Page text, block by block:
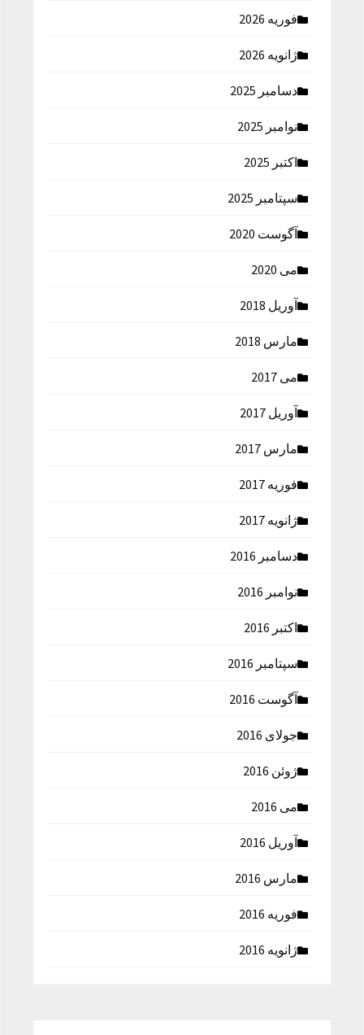
فوریه 2026
ژانویه 2026
دسامبر 2025
نوامبر 2025
اکتبر 2025
سپتامبر 2025
آگوست 2020
می 2020
آوریل 2018
مارس 2018
می 2017
آوریل 2017
مارس 2017
فوریه 2017
ژانویه 2017
دسامبر 2016
نوامبر 2016
اکتبر 2016
سپتامبر 2016
آگوست 2016
جولای 2016
ژوئن 2016
می 2016
آوریل 2016
مارس 2016
فوریه 2016
ژانویه 2016